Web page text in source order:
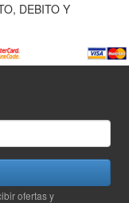
DEBITO Y
ofertas y